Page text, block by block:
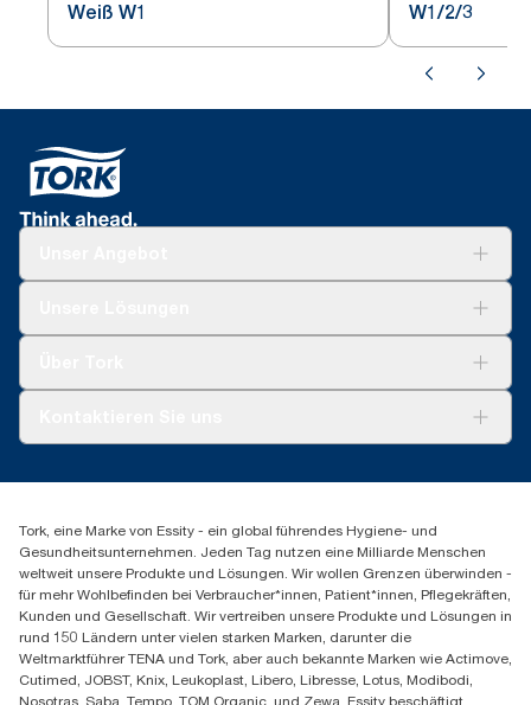
Weiß W1
W1/2/3
Spenderreklamation
+43 (0) 8 10-22 00 84
Essity Austria Vertriebs GmbH
Am Europlatz 2
1120 Wien
Mo-Do 8:00-16:30 | Fr 8:00-15:00
GLN: 9011111000026
Tork, eine Marke von Essity - ein global führendes Hygiene- und
Gesundheitsunternehmen. Jeden Tag nutzen eine Milliarde Menschen
weltweit unsere Produkte und Lösungen. Wir wollen Grenzen überwinden -
für mehr Wohlbefinden bei Verbraucher*innen, Patient*innen, Pflegekräften,
Kunden und Gesellschaft. Wir vertreiben unsere Produkte und Lösungen in
rund 150 Ländern unter vielen starken Marken, darunter die
Weltmarktführer TENA und Tork, aber auch bekannte Marken wie Actimove,
Cutimed, JOBST, Knix, Leukoplast, Libero, Libresse, Lotus, Modibodi,
Nosotras, Saba, Tempo, TOM Organic, und Zewa. Essity beschäftigt